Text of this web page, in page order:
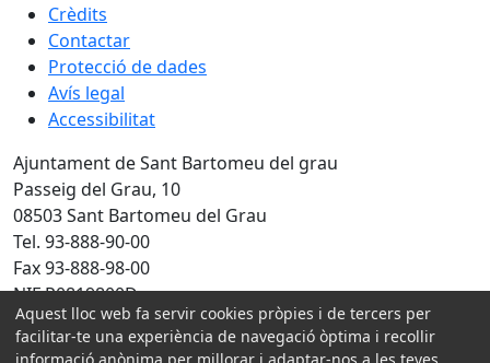
Crèdits
Contactar
Protecció de dades
Avís legal
Accessibilitat
Ajuntament de Sant Bartomeu del grau
Passeig del Grau, 10
08503 Sant Bartomeu del Grau
Tel. 93-888-90-00
Fax 93-888-98-00
NIF P0819800D
Amb la col·laboració de:
Aquest lloc web fa servir cookies pròpies i de tercers per
facilitar-te una experiència de navegació òptima i recollir